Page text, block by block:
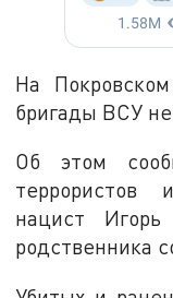
На
бригады ВСУ
Об этом
террористов
нацист
родственника